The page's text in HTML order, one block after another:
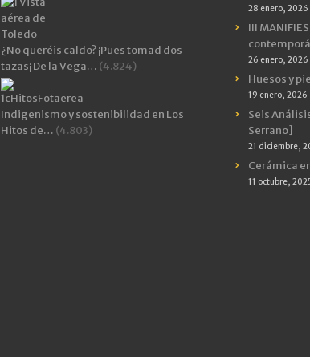
¿No queréis caldo? ¡Pues tomad dos
tazas¡ De la Vega… (4.824)
Indigenismo y sostenibilidad en Los
Hitos de… (4.803)
28 enero, 2026
III
26 enero, 2026
Huesos y
19 enero, 2026
Seis
Serrano]
21 diciembre,
Cerámica
11 octubre,